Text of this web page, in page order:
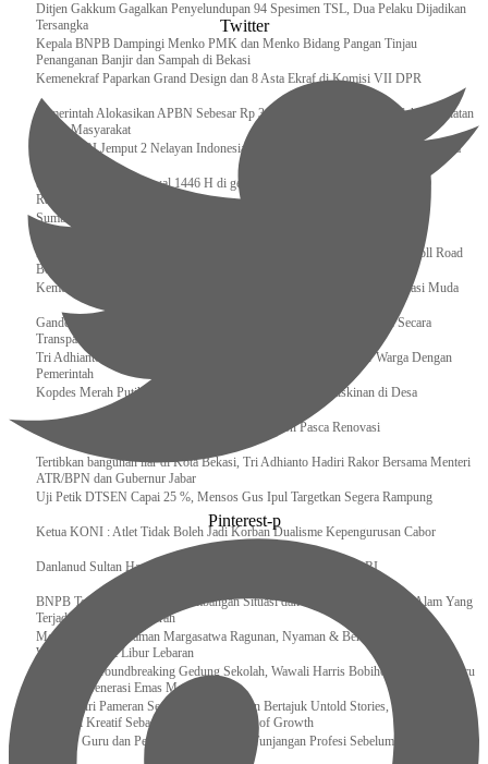
Ditjen Gakkum Gagalkan Penyelundupan 94 Spesimen TSL, Dua Pelaku Dijadikan
Tersangka
Kepala BNPB Dampingi Menko PMK dan Menko Bidang Pangan Tinjau
Penanganan Banjir dan Sampah di Bekasi
Kemenekraf Paparkan Grand Design dan 8 Asta Ekraf di Komisi VII DPR
Pemerintah Alokasikan APBN Sebesar Rp 3,4 Triliun untuk Program Cek Kesehatan
Gratis Masyarakat
Bakamla RI Jemput 2 Nelayan Indonesia di Perbatasan Terluar Indonesia Malaysia
Sidang Isbat Awal Syawal 1446 H di gelar oleh Kementerian Agama pada 29
Ramadan
Sumber Daya Adalah Tantangan Penanganan Darurat Bencana di Daerah
Dukung Kelancaran Lalu Lintas Libur Idul Fitri 1446h / 2025m, Waskita Toll Road
Berlakukan Diskon Tarif Sebesar 20%
Kemenekraf – Kemeninves Perkuat Sinergi Demi Lapangan Kerja Generasi Muda
Gandeng KPK , Gus Ipul Memastikan Penyaluran Bansos Dilakukan Secara
Transparan dan Tepat Sasaran
Tri Adhianto Katakan : Tarling Sebagai Sarana Komunikasi Antar Warga Dengan
Pemerintah
Kopdes Merah Putih Instrumen Penting Pengentasan Kemiskinan di Desa
Presiden, Prabowo Subianto Resmikan 17 Stadion Pasca Renovasi
Tertibkan bangunan liar di Kota Bekasi, Tri Adhianto Hadiri Rakor Bersama Menteri
ATR/BPN dan Gubernur Jabar
Uji Petik DTSEN Capai 25 %, Mensos Gus Ipul Targetkan Segera Rampung
Ketua KONI : Atlet Tidak Boleh Jadi Korban Dualisme Kepengurusan Cabor
Danlanud Sultan Hasanuddin Ikuti Exit Meeting Bersama BPK RI
BNPB Terus Memantau Perkembangan Situasi dan Penanganan Bencana Alam Yang
Terjadi di Beberapa Daerah
Menpar Pastikan Taman Margasatwa Ragunan, Nyaman & Bersih di Kunjungi
Wisatawan Saat Libur Lebaran
Resmikan Groundbreaking Gedung Sekolah, Wawali Harris Bobihoe : Tonggak Baru
Ciptakan Generasi Emas Masa Depan
Menghadiri Pameran Seni Meiro Collection Bertajuk Untold Stories, Irene Umar :
Ekonomi Kreatif Sebagai The New Engine of Growth
120.067 Guru dan Pengawas PAI Terima Tunjangan Profesi Sebelum Lebaran
Twitter
Pinterest-p